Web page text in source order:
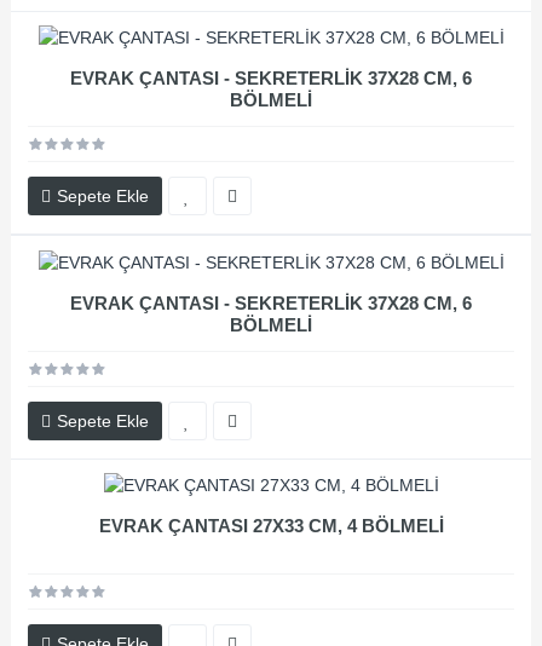
EVRAK ÇANTASI - SEKRETERLİK 37X28 CM, 6
BÖLMELİ
Sepete Ekle
EVRAK ÇANTASI - SEKRETERLİK 37X28 CM, 6
BÖLMELİ
Sepete Ekle
EVRAK ÇANTASI 27X33 CM, 4 BÖLMELİ